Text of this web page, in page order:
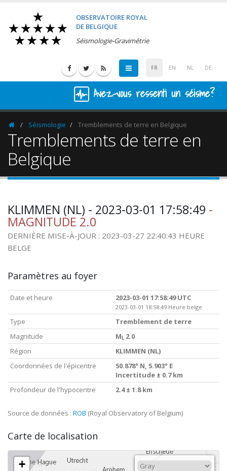
OBSERVATOIRE ROYAL
DE BELGIQUE
Séismologie-Gravimétrie
FR EN NL DE
Avez-vous ressenti un séisme?
HomepageSéismologie Tremblements de terre en Belgique
Tremblements de terre en
Belgique
KLIMMEN (NL) - 2023-03-01 17:58:49 -
MAGNITUDE 2.0
DERNIÈRE MISE-À-JOUR : 2023-03-27 22:40:43 HEURE
BELGE
Paramètres au foyer
Date et heure 2023-03-01 17:58:49 UTC
2023-03-01 18:58:49 Heure belge
Type
Tremblement de terre
Magnitude
M L 2.0
Région
KLIMMEN (NL)
Coordonnées de l'épicentre
50.878° N, 5.903° E
Incertitude ± 0.7 km
Profondeur de l'hypocentre
2.4 ± 1.8 km
Source de données : ROB (Royal Observatory of Belgium)
Carte de localisation
+